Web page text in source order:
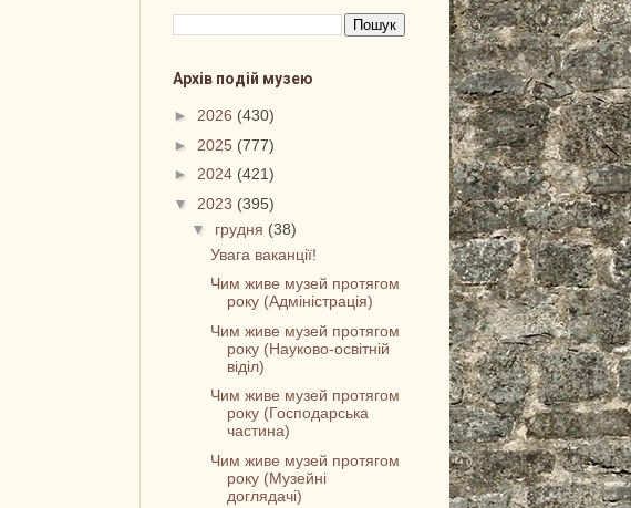
Архів подій музею
► 2026 (430)
► 2025 (777)
► 2024 (421)
▼ 2023 (395)
▼ грудня (38)
Увага ваканції!
Чим живе музей протягом
року (Адміністрація)
Чим живе музей протягом
року (Науково-освітній
віділ)
Чим живе музей протягом
року (Господарська
частина)
Чим живе музей протягом
року (Музейні
доглядачі)